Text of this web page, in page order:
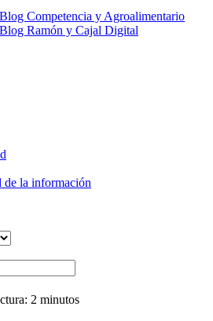
Blog Competencia y Agroalimentario
Blog Ramón y Cajal Digital
de la información
2 minutos